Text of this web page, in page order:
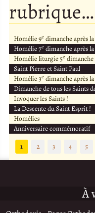
rubrique…
Homélie 9e dimanche après
Homélie 7e dimanche après
Homélie liturgie 5e dimanche
Saint Pierre et Saint Paul
Homélie 3e dimanche après
Dimanche de tous les Saints
Invoquer les Saints !
La Descente du Saint Esprit !
Homélies
Anniversaire commémoratif
1
2 3 4 5
À